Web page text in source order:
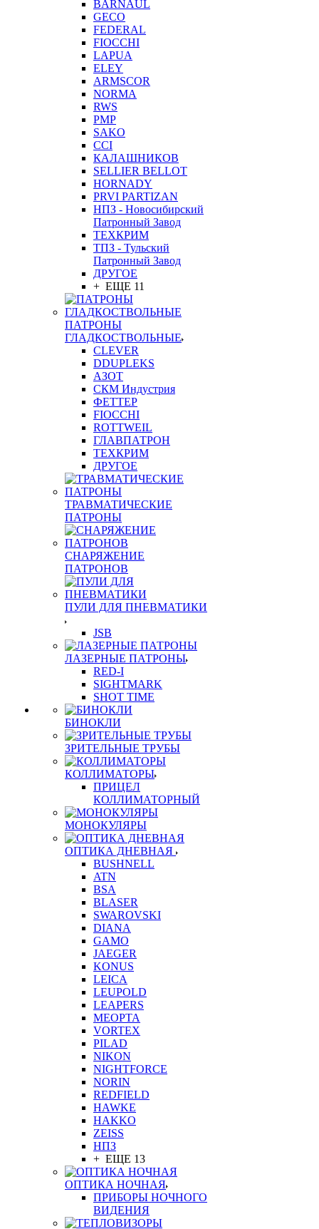
BARNAUL
GEСO
FEDERAL
FIOCCHI
LAPUA
ELEY
ARMSCOR
NORMA
RWS
PMP
SAKO
CCI
КАЛАШНИКОВ
SELLIER BELLOT
HORNADY
PRVI PARTIZAN
НПЗ - Новосибирский
Патронный Завод
ТЕХКРИМ
ТПЗ - Тульский
Патронный Завод
ДРУГОЕ
+ ЕЩЕ 11
ПАТРОНЫ
ГЛАДКОСТВОЛЬНЫЕ
CLEVER
DDUPLEKS
АЗОТ
СКМ Индустрия
ФЕТТЕР
FIOCCHI
ROTTWEIL
ГЛАВПАТРОН
ТЕХКРИМ
ДРУГОЕ
ТРАВМАТИЧЕСКИЕ
ПАТРОНЫ
СНАРЯЖЕНИЕ
ПАТРОНОВ
ПУЛИ ДЛЯ ПНЕВМАТИКИ
JSB
ЛАЗЕРНЫЕ ПАТРОНЫ
RED-I
SIGHTMARK
SHOT TIME
БИНОКЛИ
ЗРИТЕЛЬНЫЕ ТРУБЫ
КОЛЛИМАТОРЫ
ПРИЦЕЛ
КОЛЛИМАТОРНЫЙ
МОНОКУЛЯРЫ
ОПТИКА ДНЕВНАЯ
BUSHNELL
ATN
BSA
BLASER
SWAROVSKI
DIANA
GAMO
JAEGER
KONUS
LEICA
LEUPOLD
LEAPERS
MEOPTA
VORTEX
PILAD
NIKON
NIGHTFORCE
NORIN
REDFIELD
HAWKE
HAKKO
ZEISS
НПЗ
+ ЕЩЕ 13
ОПТИКА НОЧНАЯ
ПРИБОРЫ НОЧНОГО
ВИДЕНИЯ